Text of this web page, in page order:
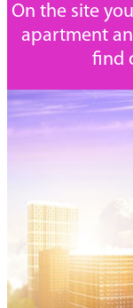
On the site
apartment
find